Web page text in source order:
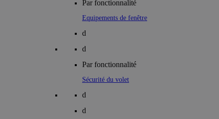
Par fonctionnalité
Equipements de fenêtre
d
d
Par fonctionnalité
Sécurité du volet
d
d